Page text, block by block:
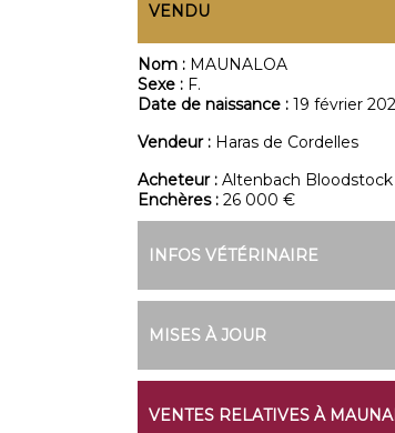
VENDU
Nom : MAUNALOA
Sexe : F.
Date de naissance : 19 février
Vendeur : Haras de Cordelles
Acheteur : Altenbach Bloodstock
Enchères : 26 000 €
INFOS VÉTÉRINAIRE
MISES À JOUR
VENTES RELATIVES À